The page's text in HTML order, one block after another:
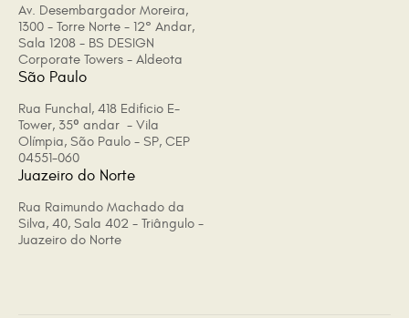
Av. Desembargador Moreira,
1300 - Torre Norte - 12° Andar,
Sala 1208 - BS DESIGN
Corporate Towers - Aldeota
São Paulo
Rua Funchal, 418 Edificio E-
Tower, 35º andar - Vila
Olímpia, São Paulo - SP, CEP
04551-060
Juazeiro do Norte
Rua Raimundo Machado da
Silva, 40, Sala 402 - Triângulo -
Juazeiro do Norte